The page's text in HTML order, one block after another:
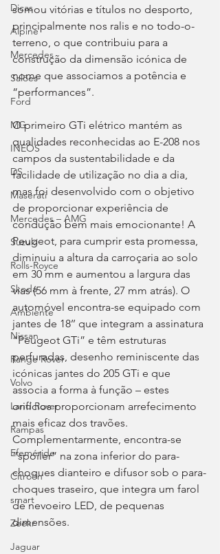
Dicas
Alpine
Mercedes
Salões
Ford
MG
INEOS
DS
Maserati
Mercedes – AMG
Suzuki
Rolls-Royce
Skoda
Ambiente
Nissan
Range Rover
Volvo
Land Rover
Rampas
Efeméride
Citroën
smart
Zeekr
Jaguar
somou vitórias e títulos no desporto,
principalmente nos ralis e no todo-o-
terreno, o que contribuiu para a
construção da dimensão icónica de
nome que associamos a potência e
“performances”.
O primeiro GTi elétrico mantém as
qualidades reconhecidas ao E-208 nos
campos da sustentabilidade e da
facilidade de utilização no dia a dia,
mas foi desenvolvido com o objetivo
de proporcionar experiência de
condução bem mais emocionante! A
Peugeot, para cumprir esta promessa,
diminuiu a altura da carroçaria ao solo
em 30 mm e aumentou a largura das
vias (56 mm à frente, 27 mm atrás). O
automóvel encontra-se equipado com
jantes de 18’’ que integram a assinatura
“Peugeot GTi” e têm estruturas
perfuradas, desenho reminiscente das
icónicas jantes do 205 GTi e que
associa a forma à função – estes
orifícios proporcionam arrefecimento
mais eficaz dos travões.
Complementarmente, encontra-se
“spoiler” na zona inferior do para-
choques dianteiro e difusor sob o para-
choques traseiro, que integra um farol
de nevoeiro LED, de pequenas
dimensões.